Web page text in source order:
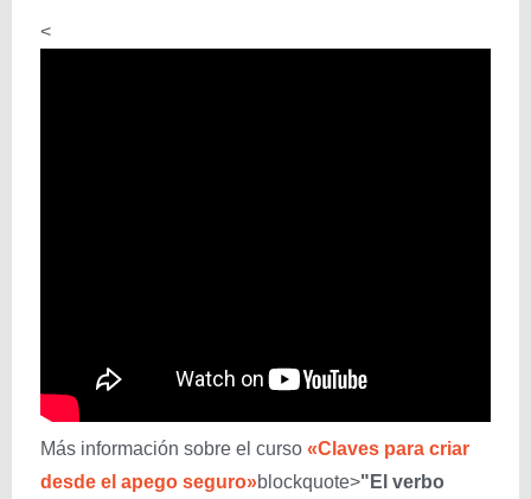
<
Más información sobre el curso «Claves para criar
desde el apego seguro»blockquote>"El verbo